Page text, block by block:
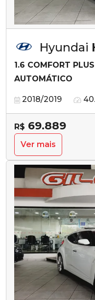
Hyundai
1.6 COMFORT
AUTOMÁTICO
2018/2019
R$ 69.889
Ver mais